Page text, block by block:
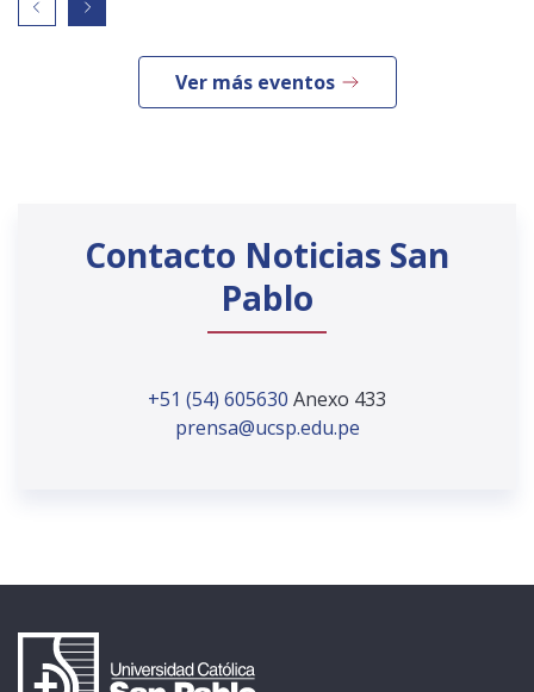
Ver más eventos
Contacto Noticias San
Pablo
+51 (54) 605630 Anexo 433
prensa@ucsp.edu.pe